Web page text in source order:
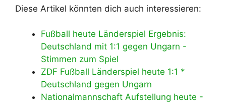
Diese Artikel könnten dich auch interessieren:
Fußball heute Länderspiel Ergebnis:
Deutschland mit 1:1 gegen Ungarn -
Stimmen zum Spiel
ZDF Fußball Länderspiel heute 1:1 *
Deutschland gegen Ungarn
Nationalmannschaft Aufstellung heute -